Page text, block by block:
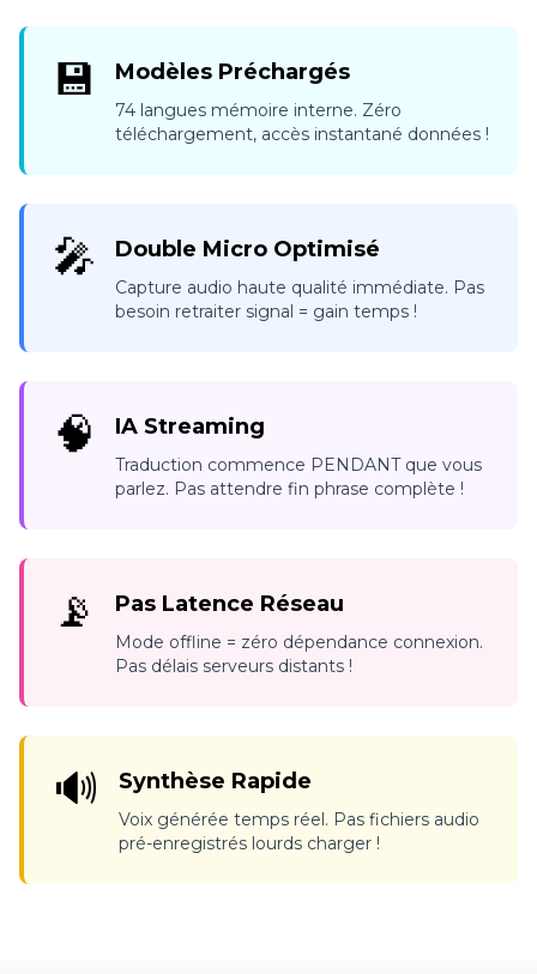
💾 Modèles Préchargés
74 langues mémoire interne. Zéro
téléchargement, accès instantané données !
🎤 Double Micro Optimisé
Capture audio haute qualité immédiate. Pas
besoin retraiter signal = gain temps !
🧠 IA Streaming
Traduction commence PENDANT que vous
parlez. Pas attendre fin phrase complète !
📡 Pas Latence Réseau
Mode offline = zéro dépendance connexion.
Pas délais serveurs distants !
🔊 Synthèse Rapide
Voix générée temps réel. Pas fichiers audio
pré-enregistrés lourds charger !